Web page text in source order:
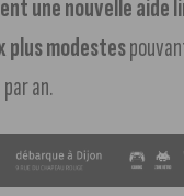
une nouvelle aide
modestes
an.